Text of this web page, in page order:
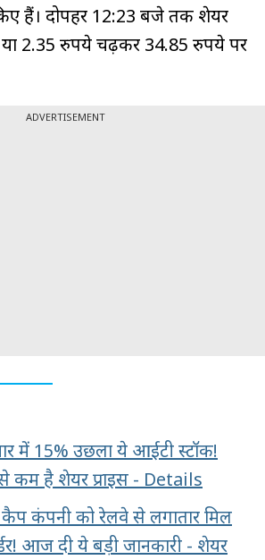
हैं। दोपहर 12:23 बजे तक शेयर
2.35 रुपये चढ़कर 34.85 रुपये पर
ADVERTISEMENT
में 15% उछला ये आईटी स्टॉक!
कम है शेयर प्राइस - Details
कंपनी को रेलवे से लगातार मिल
आज दी ये बड़ी जानकारी - शेयर